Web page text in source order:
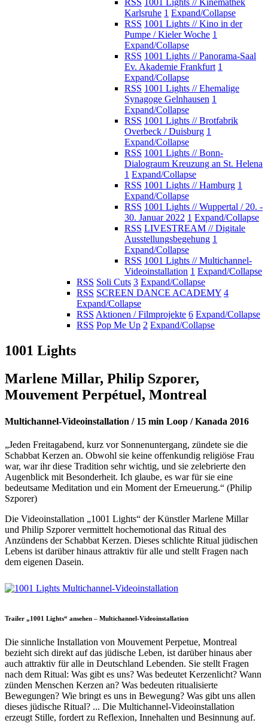
RSS 1001 Lights // Kinemathek
Karlsruhe 1 Expand/Collapse
RSS 1001 Lights // Kino in der
Pumpe / Kieler Woche 1
Expand/Collapse
RSS 1001 Lights // Panorama-Saal
Ev. Akademie Frankfurt 1
Expand/Collapse
RSS 1001 Lights // Ehemalige
Synagoge Gelnhausen 1
Expand/Collapse
RSS 1001 Lights // Brotfabrik
Overbeck / Duisburg 1
Expand/Collapse
RSS 1001 Lights // Bonn-
Dialograum Kreuzung an St. Helena
1 Expand/Collapse
RSS 1001 Lights // Hamburg 1
Expand/Collapse
RSS 1001 Lights // Wuppertal / 20. -
30. Januar 2022 1 Expand/Collapse
RSS LIVESTREAM // Digitale
Ausstellungsbegehung 1
Expand/Collapse
RSS 1001 Lights // Multichannel-
Videoinstallation 1 Expand/Collapse
RSS Soli Cuts 3 Expand/Collapse
RSS SCREEN DANCE ACADEMY 4
Expand/Collapse
RSS Aktionen / Filmprojekte 6 Expand/Collapse
RSS Pop Me Up 2 Expand/Collapse
1001 Lights
Marlene Millar, Philip Szporer,
Mouvement Perpétuel, Montreal
Multichannel-Videoinstallation / 15 min Loop / Kanada 2016
„Jeden Freitagabend, kurz vor Sonnenuntergang, zündete sie die
Schabbat Kerzen an. Obwohl sie keine offenkundig religiöse Frau
war, war ihr diese Tradition sehr wichtig, und sie zelebrierte den
Augenblick mit Besonderheit. Ich glaube, es war für sie eine
bedeutsame Meditation und ein Moment der Erneuerung.“ (Philip
Szporer)
Die Videoinstallation „1001 Lights“ der Künstler Marlene Millar
und Philip Szporer vermittelt hochemotional das Ritual des
Anzündens der Schabbat Kerzen. Dieses schlichte Ritual jüdischen
Lebens ist darüber hinaus attraktiv für alle und stellt Fragen nach
dem eigenen Dasein.
Trailer „1001 Lights“ ansehen – Multichannel-Videoinstallation
Die sinnliche Installation von Mouvement Perpetue, Montreal
bezieht sich direkt auf das jüdische Leben, ist darüber hinaus aber
auch attraktiv für alle in Deutschland Lebenden. Sie stellt Fragen
nach dem Ritual: Was gibt es uns? Was bedeutet Kerzenlicht? Wann
zünden Menschen Kerzen an? Was bedeuten ritualisierte
Bewegungen? Wie bringt es uns in Bewegung? Was gibt uns allen
dieses jüdische Ritual? ... Die Multichannel-Videoinstallation
erzeugt Stille, fordert zu Reflexion, Innehalten und Besinnung auf.